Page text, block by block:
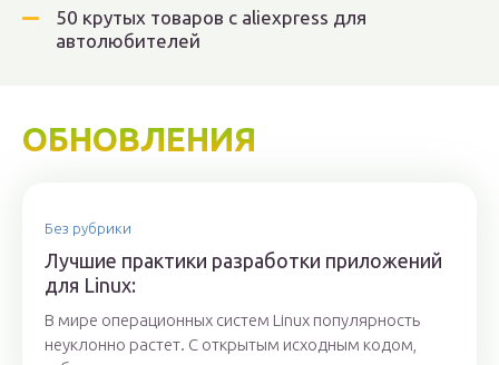
50 крутых товаров с aliexpress для
автолюбителей
ОБНОВЛЕНИЯ
Без рубрики
Лучшие практики разработки приложений
для Linux:
В мире операционных систем Linux популярность
неуклонно растет. С открытым исходным кодом,